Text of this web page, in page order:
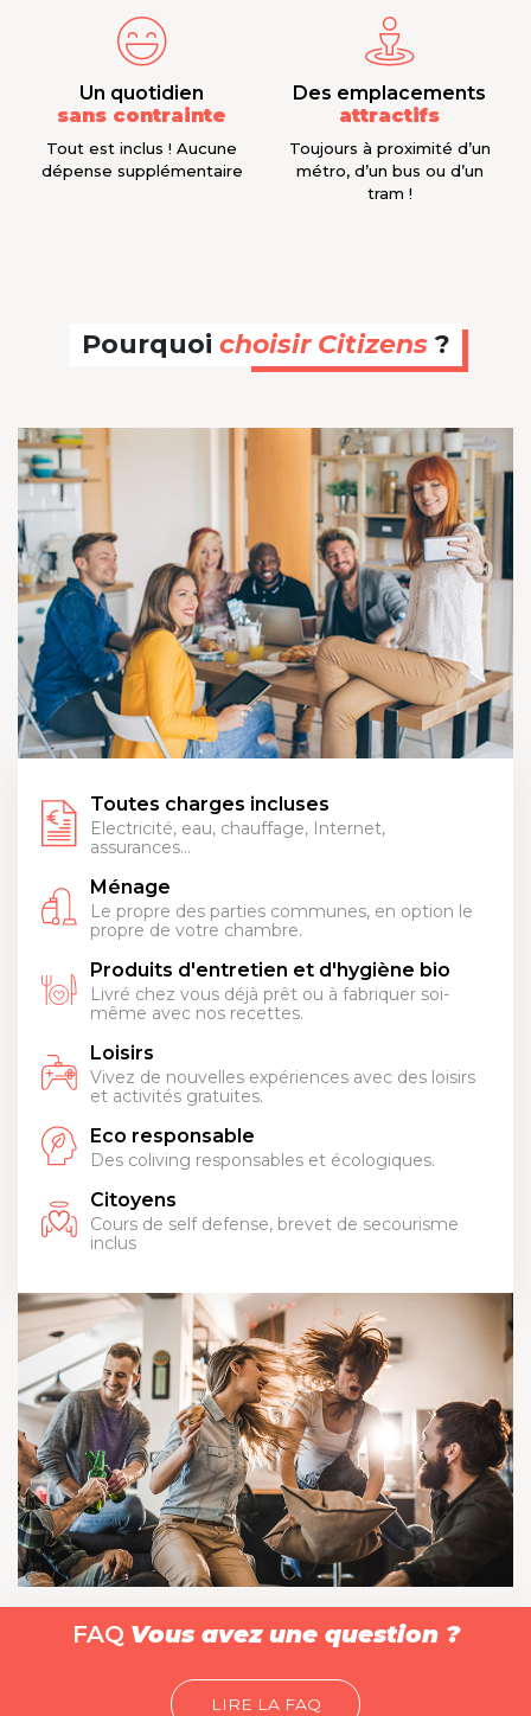
Un quotidien
sans contrainte
Tout est inclus ! Aucune
dépense supplémentaire
Des emplacements
attractifs
Toujours à proximité d’un
métro, d’un bus ou d’un
tram !
Pourquoi choisir Citizens?
Toutes charges incluses
Electricité, eau, chauffage, Internet,
assurances…
Ménage
Le propre des parties communes, en option le
propre de votre chambre.
Produits d'entretien et d'hygiène bio
Livré chez vous déjà prêt ou à fabriquer soi-
même avec nos recettes.
Loisirs
Vivez de nouvelles expériences avec des loisirs
et activités gratuites.
Eco responsable
Des coliving responsables et écologiques.
Citoyens
Cours de self defense, brevet de secourisme
inclus
FAQ Vous avez une question ?
LIRE LA FAQ